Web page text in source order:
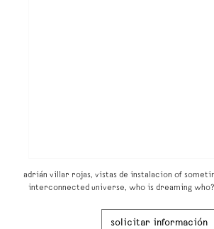
adrián villar rojas, vistas de instalacion of
interconnected universe, who is dreaming who?,
solicitar información